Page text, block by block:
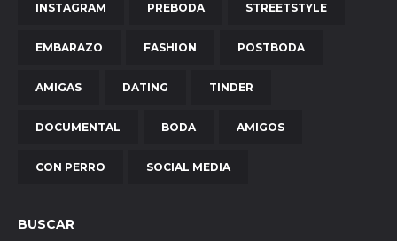
INSTAGRAM PREBODA STREETSTYLE
EMBARAZO FASHION POSTBODA
AMIGAS DATING TINDER
DOCUMENTAL BODA AMIGOS
CON PERRO SOCIAL MEDIA
BUSCAR